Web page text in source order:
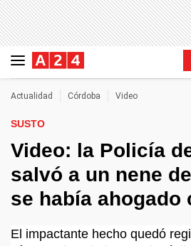
Actualidad Córdoba Video
SUSTO
Video: la Policía
salvó a un nene
se había ahogado
El impactante hecho quedó